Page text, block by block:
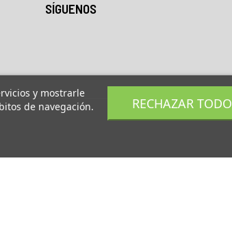
y mostrarle
de navegación.
RECHAZAR TODO
SÍGUENOS